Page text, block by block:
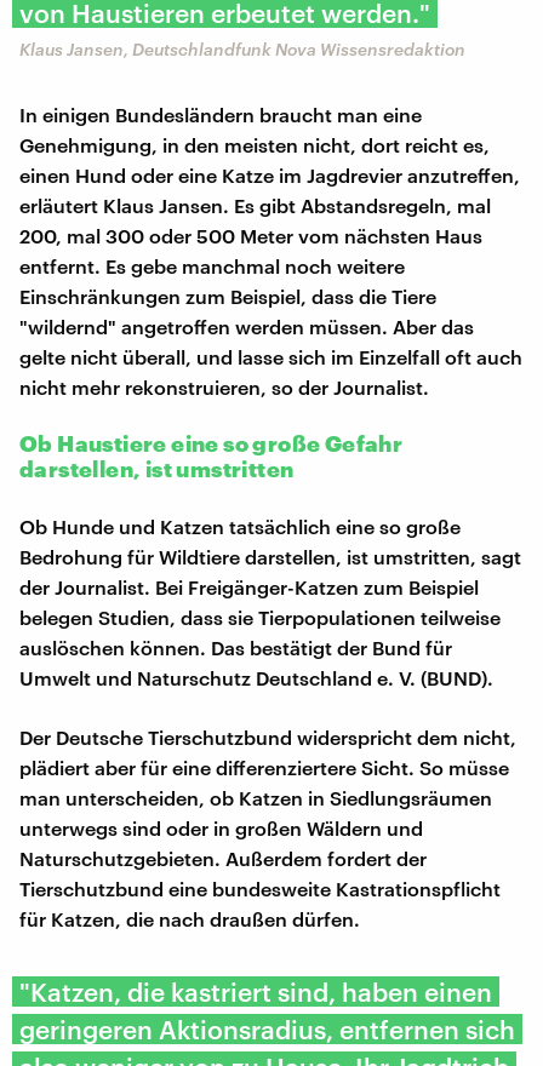
von Haustieren erbeutet werden."
Klaus Jansen, Deutschlandfunk Nova Wissensredaktion
In einigen Bundesländern braucht man eine
Genehmigung, in den meisten nicht, dort reicht es,
einen Hund oder eine Katze im Jagdrevier anzutreffen,
erläutert Klaus Jansen. Es gibt Abstandsregeln, mal
200, mal 300 oder 500 Meter vom nächsten Haus
entfernt. Es gebe manchmal noch weitere
Einschränkungen zum Beispiel, dass die Tiere
"wildernd" angetroffen werden müssen. Aber das
gelte nicht überall, und lasse sich im Einzelfall oft auch
nicht mehr rekonstruieren, so der Journalist.
Ob Haustiere eine so große Gefahr
darstellen, ist umstritten
Ob Hunde und Katzen tatsächlich eine so große
Bedrohung für Wildtiere darstellen, ist umstritten, sagt
der Journalist. Bei Freigänger-Katzen zum Beispiel
belegen Studien, dass sie Tierpopulationen teilweise
auslöschen können. Das bestätigt der Bund für
Umwelt und Naturschutz Deutschland e. V. (BUND).
Der Deutsche Tierschutzbund widerspricht dem nicht,
plädiert aber für eine differenziertere Sicht. So müsse
man unterscheiden, ob Katzen in Siedlungsräumen
unterwegs sind oder in großen Wäldern und
Naturschutzgebieten. Außerdem fordert der
Tierschutzbund eine bundesweite Kastrationspflicht
für Katzen, die nach draußen dürfen.
"Katzen, die kastriert sind, haben einen
geringeren Aktionsradius, entfernen sich